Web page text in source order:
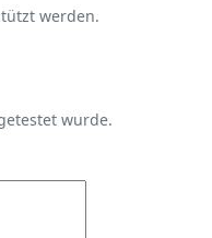
werden.
wurde.